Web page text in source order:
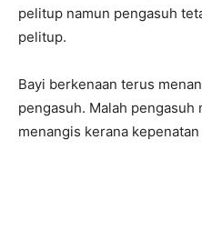
pelitup namun pengasuh
pelitup.
Bayi berkenaan terus
pengasuh. Malah
menangis kerana